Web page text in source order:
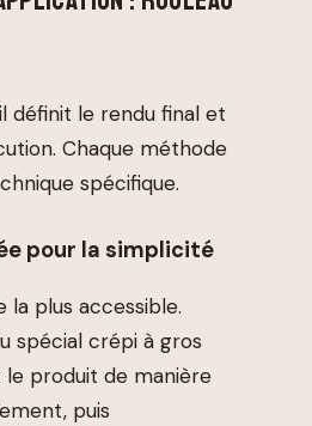
définit le rendu final et
Chaque méthode
spécifique.
pour la simplicité
la plus accessible.
spécial crépi à gros
le produit de manière
puis